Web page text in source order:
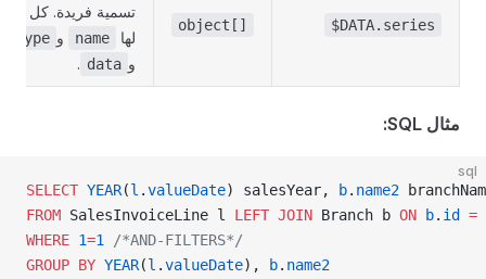
$DATA.series
object[]
تسمية فريدة. كل منها
لها
name و type
و data
.
مثال SQL:
sql
SELECT YEAR(l .valueDate) salesYear, b. name2
FROM SalesInvoiceLine l LEFT JOIN Branch b ON b. id =
WHERE 1=1
/*AND-FILTERS*/
GROUP BY YEAR(l .valueDate), b. name2